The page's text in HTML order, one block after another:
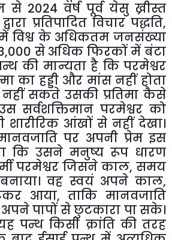
2024 वर्ष पूर्व येसु ख्रीस्त
प्रतिपादित विचार पद्धति,
विश्व के अधिकतम जनसंख्या
से अधिक फिरकों में बंटा
की मान्यता है कि परमेश्वर
का हड्डी और मांस नहीं होता
सकते उसकी प्रतिमा कैसे
सर्वशक्तिमान परमेश्वर को
शारीरिक आंखों से नहीं देखा।
पर अपनी प्रेम इस
कि उसने मनुष्य रूप धारण
परमेश्वर जिसने काल, समय
वह स्वयं अपने काल,
आया, ताकि मानवजाति
पापों से छुटकारा पा सके।
पन्थ किसी क्रांति की तरह